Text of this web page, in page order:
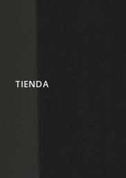
TIENDA